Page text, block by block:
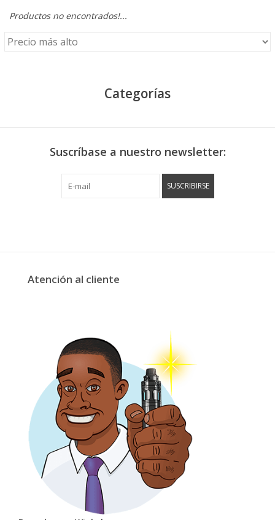
Productos no encontrados!...
Categorías
Suscríbase a nuestro newsletter:
SUSCRIBIRSE
Atención al cliente